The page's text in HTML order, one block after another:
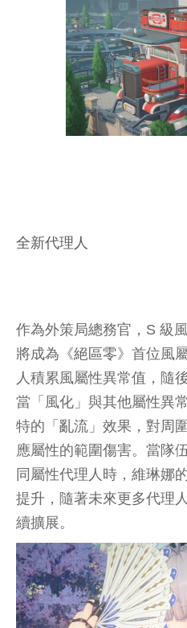
全新代理人
作為外策局總務官，S 級
將成為《絕區零》首位風
人積累風屬性異常值，隨
當「風化」與其他屬性異
特的「亂流」效果，對周
應屬性的範圍傷害。當隊
同屬性代理人時，維琳娜
提升，隨著未來更多代理
續擴展。